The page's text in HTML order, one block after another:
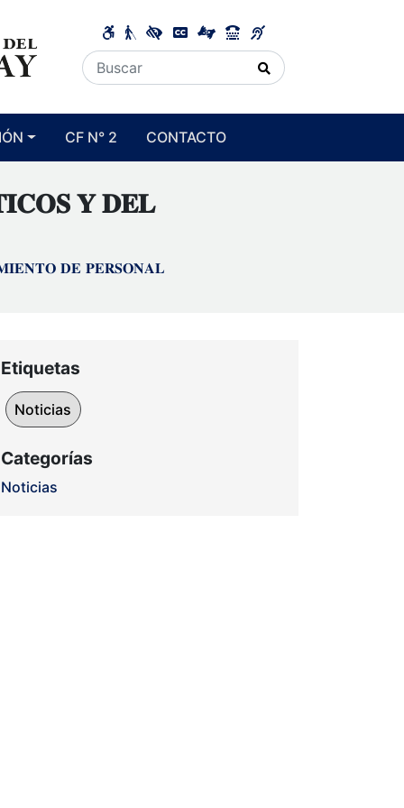
CF N° 2 CONTACTO
𝐘 𝐃𝐄𝐋
𝐃𝐄 𝐏𝐄𝐑𝐒𝐎𝐍𝐀𝐋
Etiquetas
Noticias
Categorías
Noticias